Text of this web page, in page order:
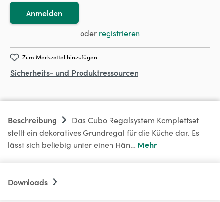
Anmelden
oder registrieren
Zum Merkzettel hinzufügen
Sicherheits- und Produktressourcen
Beschreibung
Das Cubo Regalsystem Komplettset
stellt ein dekoratives Grundregal für die Küche dar. Es
lässt sich beliebig unter einen Hän… Mehr
Downloads